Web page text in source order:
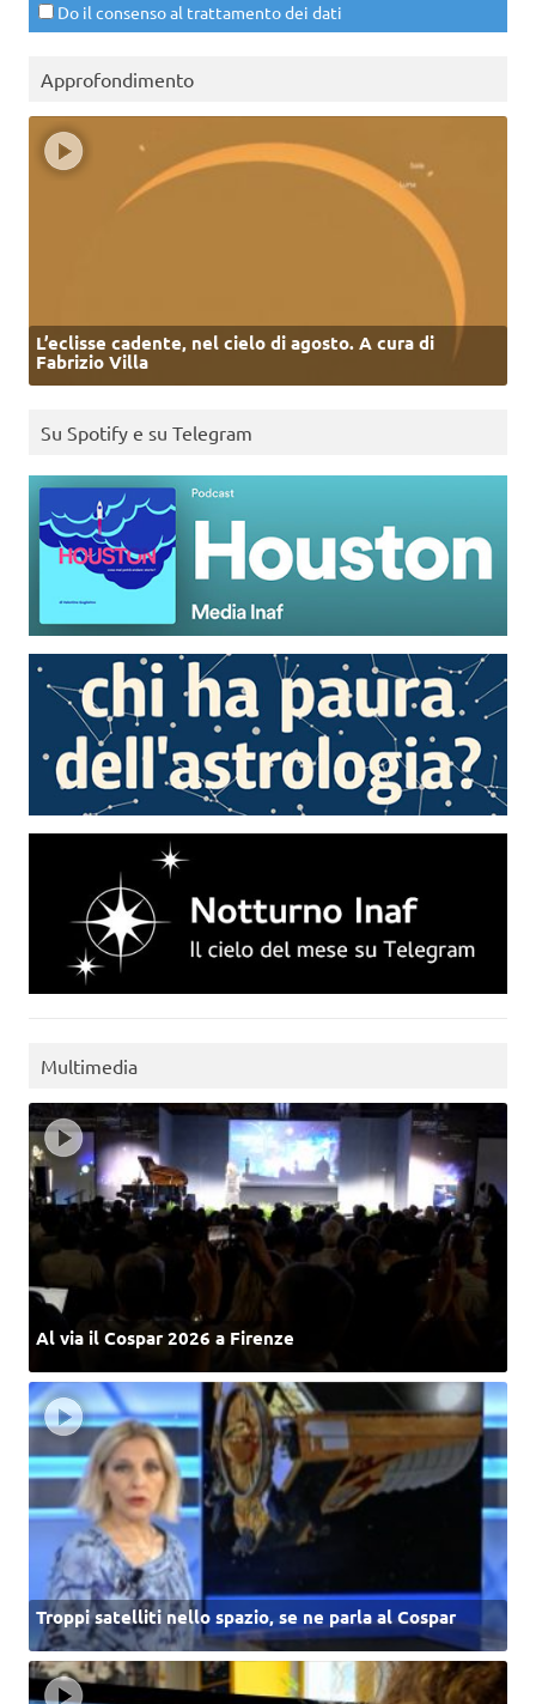
Do il consenso al trattamento dei dati
Approfondimento
L’eclisse cadente, nel cielo di agosto. A cura di
Fabrizio Villa
Su Spotify e su Telegram
Multimedia
Al via il Cospar 2026 a Firenze
Troppi satelliti nello spazio, se ne parla al Cospar